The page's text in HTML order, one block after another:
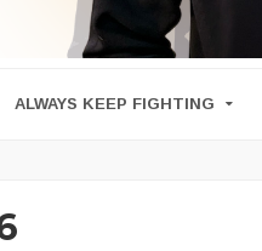
ALWAYS KEEP FIGHTING